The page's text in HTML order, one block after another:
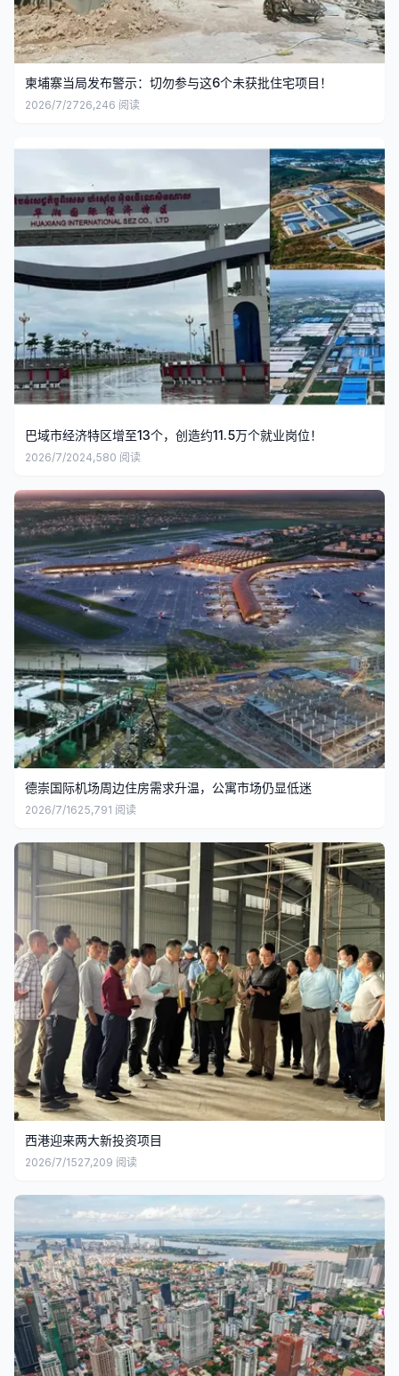
柬埔寨当局发布警示：切勿参与这6个未获批住宅项目！
2026/7/2726,246 阅读
巴域市经济特区增至13个，创造约11.5万个就业岗位！
2026/7/2024,580 阅读
德崇国际机场周边住房需求升温，公寓市场仍显低迷
2026/7/1625,791 阅读
西港迎来两大新投资项目
2026/7/1527,209 阅读